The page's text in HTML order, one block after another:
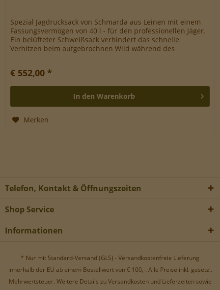
Spezial Jagdrucksack von Schmarda aus Leinen mit einem
Fassungsvermögen von 40 l - für den professionellen Jäger.
Ein belüfteter Schweißsack verhindert das schnelle
Verhitzen beim aufgebrochnen Wild während des
€ 552,00 *
In den Warenkorb
Merken
Telefon, Kontakt & Öffnungszeiten
Shop Service
Informationen
* Nur mit Standard-Versand (GLS) - Versandkostenfreie Lieferung
innerhalb der EU ab einem Bestellwert von € 100,-. Alle Preise inkl. gesetzl.
Mehrwertsteuer. Weitere Details zu Versandkosten und Lieferzeiten sowie